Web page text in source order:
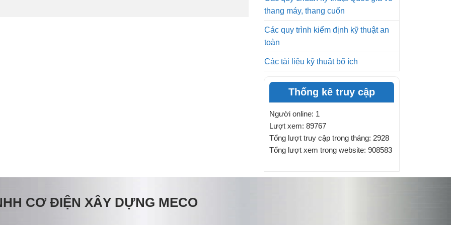
thang máy, thang cuốn
Các quy trình kiểm định kỹ thuật an
toàn
Các tài liệu kỹ thuật bổ ích
Thống kê truy cập
Người online: 1
Lượt xem: 89767
Tổng lượt truy cập trong tháng: 2928
Tổng lượt xem trong website: 908583
CƠ ĐIỆN XÂY DỰNG MECO